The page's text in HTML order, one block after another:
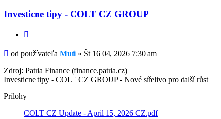
Investicne tipy - COLT CZ GROUP
Príspevok
od používateľa Muti » Št 16 04, 2026 7:30 am
Zdroj: Patria Finance (finance.patria.cz)
Investicne tipy - COLT CZ GROUP - Nové střelivo pro další růst
Prílohy
COLT CZ Update - April 15, 2026 CZ.pdf